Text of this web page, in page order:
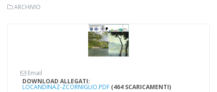
ARCHIVIO
Email
DOWNLOAD ALLEGATI:
LOCANDINAZ-ZCORNIGLIO.PDF (464 SCARICAMENTI)